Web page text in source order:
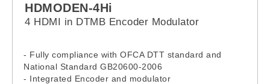
HDMODEN-4Hi
4 HDMI in DTMB Encoder Modulator
- Fully compliance with OFCA DTT standard and
National Standard GB20600-2006
- Integrated Encoder and modulator